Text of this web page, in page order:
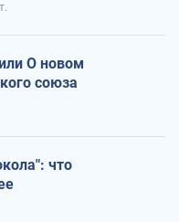
О новом
союза
что